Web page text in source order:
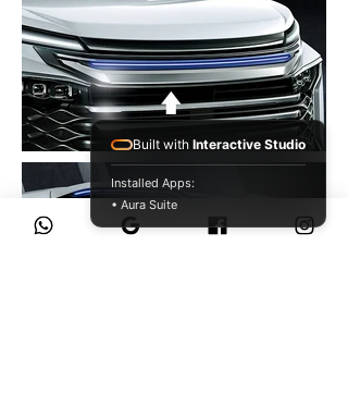
Built with Interactive Studio
Installed Apps:
• Aura Suite